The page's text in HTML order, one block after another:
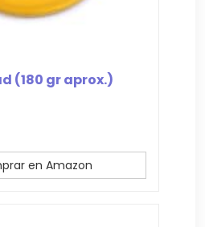
(180 gr aprox.)
en Amazon